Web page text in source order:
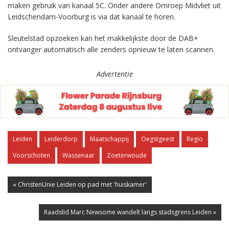
maken gebruik van kanaal 5C. Onder andere Omroep Midvliet uit
Leidschendam-Voorburg is via dat kanaal te horen.
Sleutelstad opzoeken kan het makkelijkste door de DAB+
ontvanger automatisch alle zenders opnieuw te laten scannen.
Advertentie
Leiden Leiderdorp Maatschappij Oegstgeest
Regio
Voorschoten
Wassenaar Zoeterwoude
« ChristenUnie Leiden op pad met 'huiskamer'
Raadslid Marc Newsome wandelt langs stadsgrens Leiden »